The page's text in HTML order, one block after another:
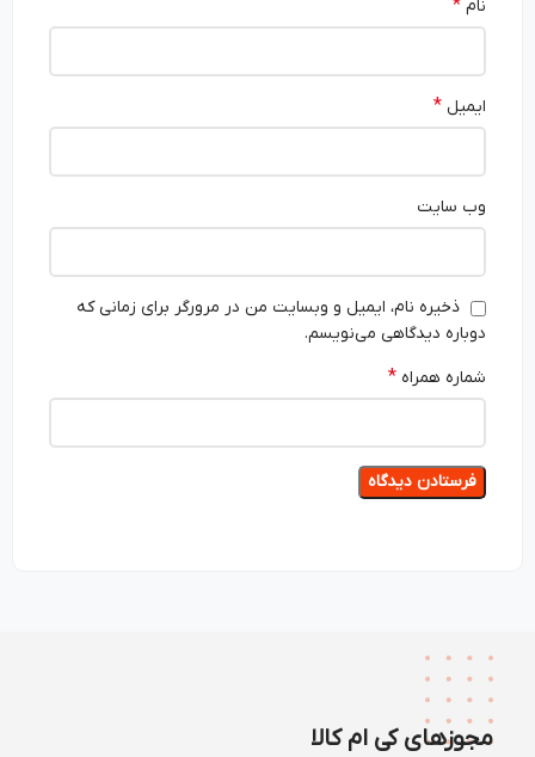
ایمیل*
وب‌ سایت
ذخیره نام، ایمیل و وبسایت من در مرورگر برای زمانی که
دوباره دیدگاهی می‌نویسم.
شماره همراه*
مجوزهای کی ام کالا